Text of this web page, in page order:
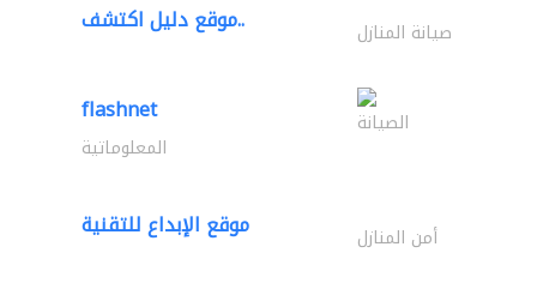
موقع دليل اكتشف.. صيانة المنازل
flashnet الصيانة
المعلوماتية
موقع الإبداع للتقنية أمن المنازل